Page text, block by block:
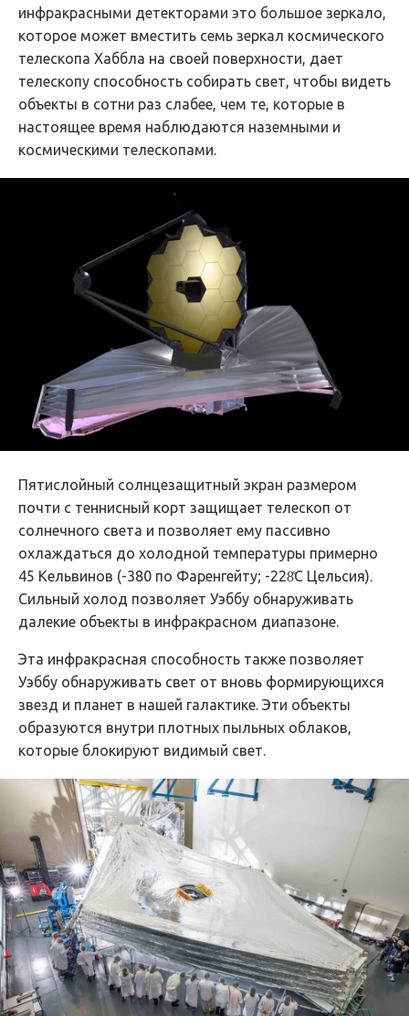
инфракрасными детекторами это большое зеркало,
которое может вместить семь зеркал космического
телескопа Хаббла на своей поверхности, дает
телескопу способность собирать свет, чтобы видеть
объекты в сотни раз слабее, чем те, которые в
настоящее время наблюдаются наземными и
космическими телескопами.
Пятислойный солнцезащитный экран размером
почти с теннисный корт защищает телескоп от
солнечного света и позволяет ему пассивно
охлаждаться до холодной температуры примерно
45 Кельвинов (-380 по Фаренгейту; -228̊C Цельсия).
Сильный холод позволяет Уэббу обнаруживать
далекие объекты в инфракрасном диапазоне.
Эта инфракрасная способность также позволяет
Уэббу обнаруживать свет от вновь формирующихся
звезд и планет в нашей галактике. Эти объекты
образуются внутри плотных пыльных облаков,
которые блокируют видимый свет.